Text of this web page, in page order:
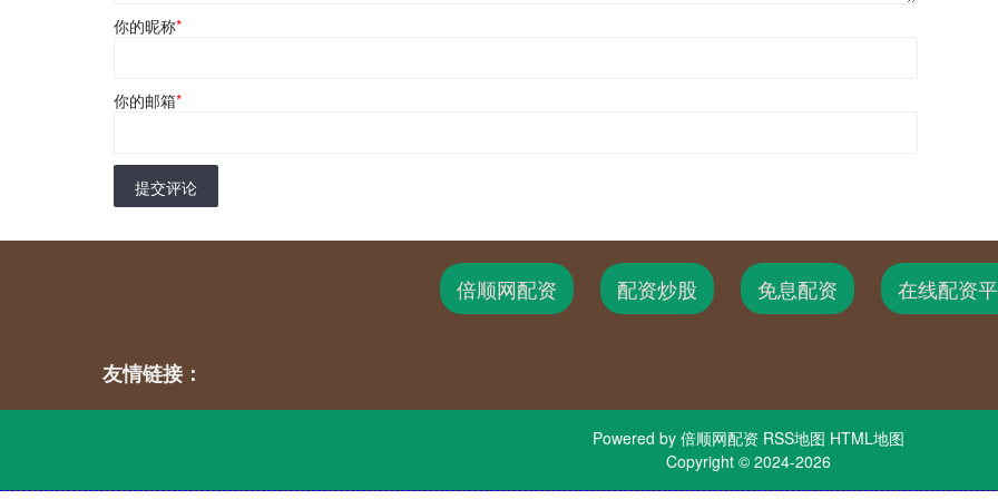
你的昵称*
你的邮箱*
提交评论
倍顺网配资 配资炒股 免息配资 在线配资
友情链接：
Powered by 倍顺网配资 RSS地图 HTML地图
Copyright © 2024-2026